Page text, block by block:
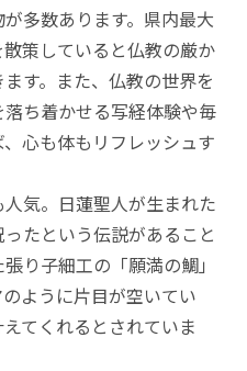
多数あります。県内最大
策していると仏教の厳か
す。また、仏教の世界を
ち着かせる写経体験や毎
心も体もリフレッシュす
気。日蓮聖人が生まれた
たという伝説があること
り子細工の「願満の鯛」
ように片目が空いてい
てくれるとされていま